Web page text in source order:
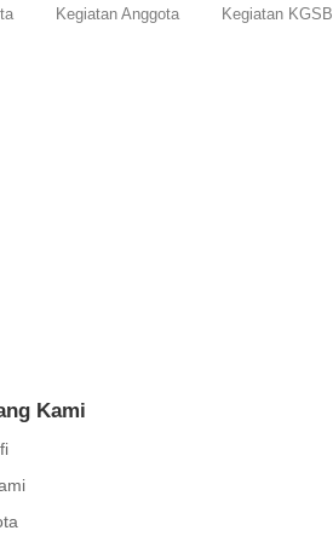
Kegiatan Anggota Kegiatan KGSB
Kami